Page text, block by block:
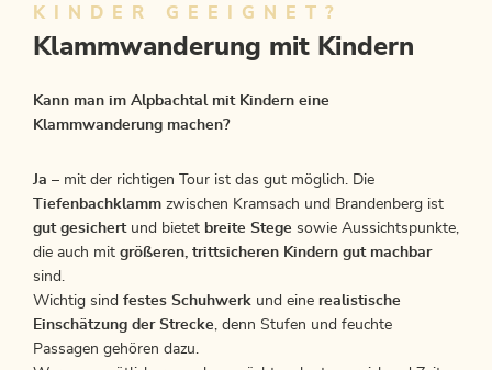
KINDER GEEIGNET?
Klammwanderung mit Kindern
Kann man im Alpbachtal mit Kindern eine
Klammwanderung machen?
Ja – mit der richtigen Tour ist das gut möglich. Die
Tiefenbachklamm zwischen Kramsach und Brandenberg ist
gut gesichertund bietet breite Stege sowie Aussichtspunkte,
die auch mit größeren, trittsicheren Kindern gut machbar
sind.
Wichtig sind festes Schuhwerk und eine realistische
Einschätzung der Strecke, denn Stufen und feuchte
Passagen gehören dazu.